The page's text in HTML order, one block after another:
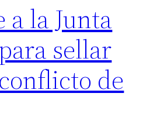
a la Junta
sellar
de